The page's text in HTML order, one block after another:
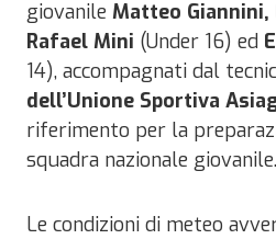
giovanile Matteo
Rafael Mini (Under 16) ed
14), accompagnati dal
dell’Unione Sportiva
riferimento per la
squadra nazionale giovanile.
Le condizioni di meteo